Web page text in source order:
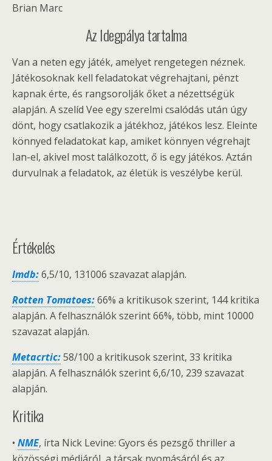
Brian Marc
Az Idegpálya tartalma
Van a neten egy játék, amelyet rengetegen néznek.
Játékosoknak kell feladatokat végrehajtani, pénzt
kapnak érte, és rangsorolják őket a nézettségük
alapján. A szelíd Vee egy szerelmi csalódás után úgy
dönt, hogy csatlakozik a játékhoz, játékos lesz. Eleinte
könnyed feladatokat kap, amiket könnyen végrehajt
Ian-el, akivel most találkozott, ő is egy játékos. Aztán
durvulnak a feladatok, az életük is veszélybe kerül.
Értékelés
Imdb:6,5/10, 131006 szavazat alapján.
Rotten Tomatoes:66% a kritikusok szerint, 144 kritika
alapján. A felhasználók szerint 66%, több, mint 10000
szavazat alapján.
Metacrtic:58/100 a kritikusok szerint, 33 kritika
alapján. A felhasználók szerint 6,6/10, 239 szavazat
alapján.
Kritika
• NME, írta Nick Levine: Gyors és pezsgő thriller a